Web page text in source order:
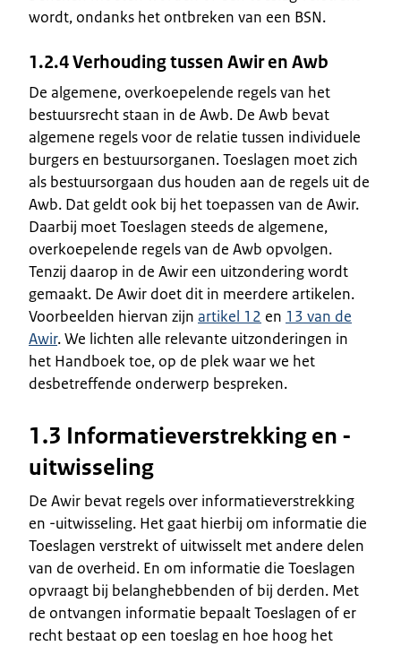
wordt, ondanks het ontbreken van een BSN.
1.2.4 Verhouding tussen Awir en Awb
De algemene, overkoepelende regels van het
bestuursrecht staan in de Awb. De Awb bevat
algemene regels voor de relatie tussen individuele
burgers en bestuursorganen. Toeslagen moet zich
als bestuursorgaan dus houden aan de regels uit de
Awb. Dat geldt ook bij het toepassen van de Awir.
Daarbij moet Toeslagen steeds de algemene,
overkoepelende regels van de Awb opvolgen.
Tenzij daarop in de Awir een uitzondering wordt
gemaakt. De Awir doet dit in meerdere artikelen.
Voorbeelden hiervan zijn artikel 12 en 13 van de
Awir. We lichten alle relevante uitzonderingen in
het Handboek toe, op de plek waar we het
desbetreffende onderwerp bespreken.
1.3 Informatieverstrekking en -
uitwisseling
De Awir bevat regels over informatieverstrekking
en -uitwisseling. Het gaat hierbij om informatie die
Toeslagen verstrekt of uitwisselt met andere delen
van de overheid. En om informatie die Toeslagen
opvraagt bij belanghebbenden of bij derden. Met
de ontvangen informatie bepaalt Toeslagen of er
recht bestaat op een toeslag en hoe hoog het